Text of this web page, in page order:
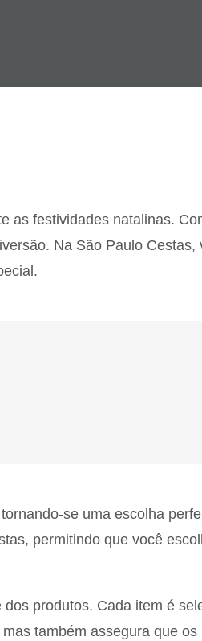
as festividades natalinas.
Na São Paulo
se uma escolha
permitindo que você
produtos. Cada item é
também assegura que